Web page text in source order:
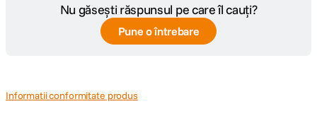
Nu găsești răspunsul pe care îl cauți?
Pune o întrebare
Informatii conformitate produs